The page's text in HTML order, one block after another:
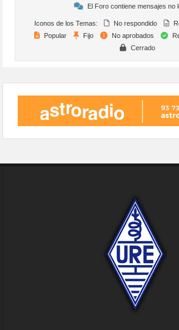
El Foro contiene mensajes no
Iconos de los Temas: No respondido
Popular
Fijo No aprobados
Cerrado